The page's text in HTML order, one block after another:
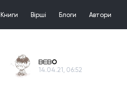
Книги Вірші Блоги Автори
ᗷᗴᗷO
14.04.21, 06:52